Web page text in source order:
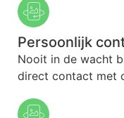
Persoonlijk
Nooit in de wacht
direct contact met